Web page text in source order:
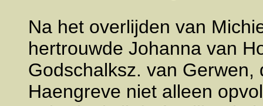
Na het overlijden van
hertrouwde Johanna van
Godschalksz. van
Haengreve niet alleen